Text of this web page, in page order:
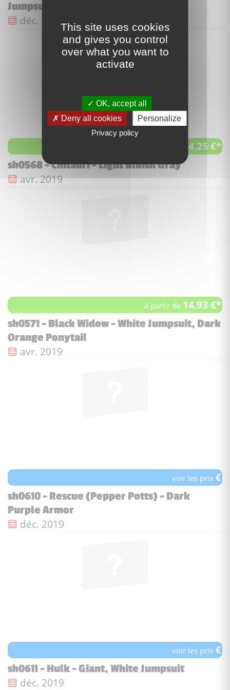
Jumpsuit
Date de sortie :
déc. 2019
4.25 €*
sh0568 - Chitauri - Light Bluish Gray
Date de sortie :
avr. 2019
à partir de 14.93 €*
sh0571 - Black Widow - White Jumpsuit, Dark
Orange Ponytail
Date de sortie :
avr. 2019
voir les prix€
sh0610 - Rescue (Pepper Potts) - Dark
Purple Armor
Date de sortie :
déc. 2019
voir les prix€
sh0611 - Hulk - Giant, White Jumpsuit
Date de sortie :
déc. 2019
This site uses cookies
and gives you control
over what you want to
activate
OK, accept all
Deny all cookies
Personalize
Privacy policy